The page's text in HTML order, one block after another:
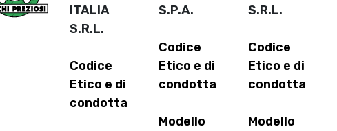
ITALIA
S.R.L.
Codice
Etico e di
condotta
S.P.A.
Codice
Etico e di
condotta
Modello
S.R.L.
Codice
Etico e di
condotta
Modello